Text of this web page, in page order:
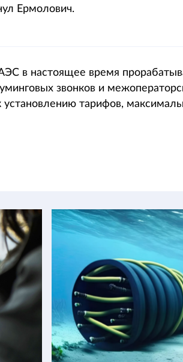
Ермолович.
в настоящее время
звонков и
установлению тарифов,